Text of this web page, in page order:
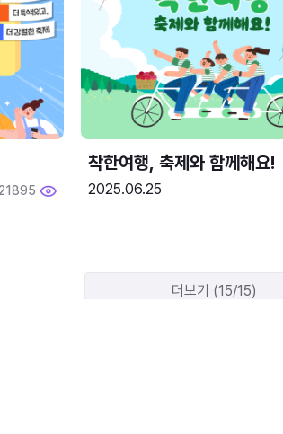
21895
착한여행, 축제와 함께해요!
2025.06.25
더보기 (15/15)